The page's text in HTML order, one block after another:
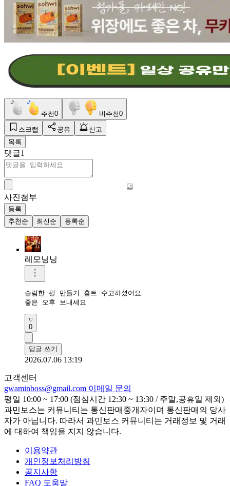
추천0 비추천0
스크랩 공유
신고
목록
댓글1
사진첨부
등록
추천순
최신순 등록순
레모닝닝
슬림한 팔 만들기 홈트 수고하셨어요
좋은 오후 보내세요
0
답글 쓰기
2026.07.06 13:19
고객센터
gwaminboss@gmail.com 이메일 문의
평일 10:00 ~ 17:00 (점심시간 12:30 ~ 13:30 / 주말,공휴일 제외)
과민보스는 커뮤니티는 통신판매중개자이며 통신판매의 당사
자가 아닙니다. 따라서 과민보스 커뮤니티는 거래정보 및 거래
에 대하여 책임을 지지 않습니다.
이용약관
개인정보처리방침
공지사항
FAQ 도움말